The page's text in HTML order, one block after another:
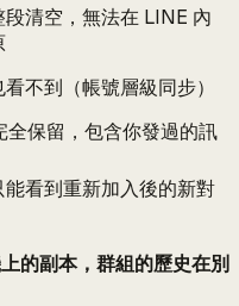
段清空，無法在 LINE 內
看不到（帳號層級同步）
全保留，包含你發過的訊
能看到重新加入後的新對
的副本，群組的歷史在別